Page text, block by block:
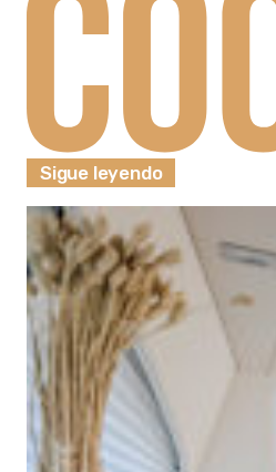
Sigue leyendo